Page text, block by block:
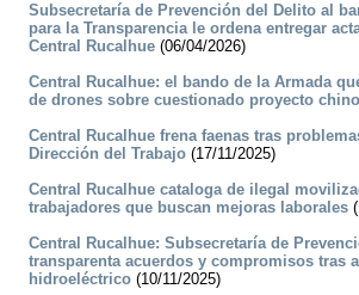
Subsecretaría de Prevención del Delito al
para la Transparencia le ordena entregar
Central Rucalhue (06/04/2026)
Central Rucalhue: el bando de la Armada
de drones sobre cuestionado proyecto chino
Central Rucalhue frena faenas tras
Dirección del Trabajo (17/11/2025)
Central Rucalhue cataloga de ilegal
trabajadores que buscan mejoras laborales
Central Rucalhue: Subsecretaría de
transparenta acuerdos y compromisos tras
hidroeléctrico (10/11/2025)